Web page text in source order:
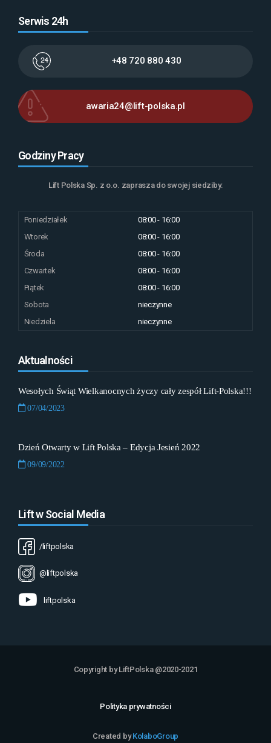
Serwis 24h
+48 720 880 430
awaria24@lift-polska.pl
Godziny Pracy
Lift Polska Sp. z o.o. zaprasza do swojej siedziby:
Poniedziałek
08:00 - 16:00
Wtorek
08:00 - 16:00
Środa
08:00 - 16:00
Czwartek
08:00 - 16:00
Piątek
08:00 - 16:00
Sobota
nieczynne
Niedziela
nieczynne
Aktualności
Wesołych Świąt Wielkanocnych życzy cały zespół Lift-Polska!!!
07/04/2023
Dzień Otwarty w Lift Polska – Edycja Jesień 2022
09/09/2022
Lift w Social Media
/liftpolska
@liftpolska
liftpolska
Copyright by LiftPolska @2020-2021
Polityka prywatności
Created byKolaboGroup